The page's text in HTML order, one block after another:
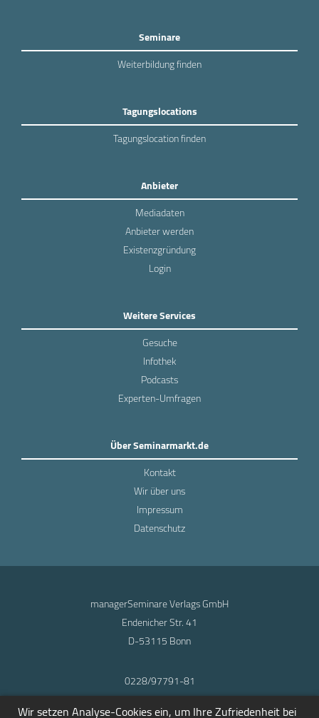
Seminare
Weiterbildung finden
Tagungslocations
Tagungslocation finden
Anbieter
Mediadaten
Anbieter werden
Existenzgründung
Login
Weitere Services
Gesuche
Infothek
Podcasts
Experten-Umfragen
Über Seminarmarkt.de
Kontakt
Wir über uns
Impressum
Datenschutz
managerSeminare Verlags GmbH
Endenicher Str. 41
D-53115 Bonn
0228/97791-81
info@seminarmarkt.de
Wir setzen Analyse-Cookies ein, um Ihre Zufriedenheit bei